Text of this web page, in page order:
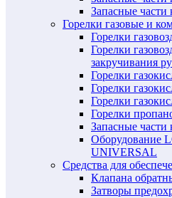
Запасные части
Горелки газовые и
Горелки
Горелки
закручивания
Горелки
Горелки
Горелки
Горелки
Запасные части
Оборудование
UNIVERSAL
Средства для
Клапана
Затворы